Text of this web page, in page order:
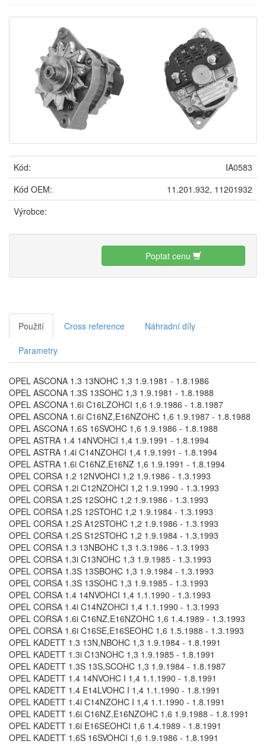
Kód:
IA0583
Kód OEM:
11.201.932, 11201932
Výrobce:
Poptat cenu
Použití Cross reference Náhradní díly
Parametry
OPEL ASCONA 1.3 13NOHC 1,3 1.9.1981 - 1.8.1986
OPEL ASCONA 1.3S 13SOHC 1,3 1.9.1981 - 1.8.1988
OPEL ASCONA 1.6i C16LZOHCI 1,6 1.9.1986 - 1.8.1987
OPEL ASCONA 1.6i C16NZ,E16NZOHC 1,6 1.9.1987 - 1.8.1988
OPEL ASCONA 1.6S 16SVOHC 1,6 1.9.1986 - 1.8.1988
OPEL ASTRA 1.4 14NVOHCI 1,4 1.9.1991 - 1.8.1994
OPEL ASTRA 1.4i C14NZOHCI 1,4 1.9.1991 - 1.8.1994
OPEL ASTRA 1.6i C16NZ,E16NZ 1,6 1.9.1991 - 1.8.1994
OPEL CORSA 1.2 12NVOHCI 1,2 1.9.1986 - 1.3.1993
OPEL CORSA 1.2i C12NZOHCI 1,2 1.9.1990 - 1.3.1993
OPEL CORSA 1.2S 12SOHC 1,2 1.9.1986 - 1.3.1993
OPEL CORSA 1.2S 12STOHC 1,2 1.9.1984 - 1.3.1993
OPEL CORSA 1.2S A12STOHC 1,2 1.9.1986 - 1.3.1993
OPEL CORSA 1.2S S12STOHC 1,2 1.9.1984 - 1.3.1993
OPEL CORSA 1.3 13NBOHC 1,3 1.3.1986 - 1.3.1993
OPEL CORSA 1.3i C13NOHC 1,3 1.9.1985 - 1.3.1993
OPEL CORSA 1.3S 13SBOHC 1,3 1.9.1984 - 1.3.1993
OPEL CORSA 1.3S 13SOHC 1,3 1.9.1985 - 1.3.1993
OPEL CORSA 1.4 14NVOHCI 1,4 1.1.1990 - 1.3.1993
OPEL CORSA 1.4i C14NZOHCI 1,4 1.1.1990 - 1.3.1993
OPEL CORSA 1.6i C16NZ,E16NZOHC 1,6 1.4.1989 - 1.3.1993
OPEL CORSA 1.6i C16SE,E16SEOHC 1,6 1.5.1988 - 1.3.1993
OPEL KADETT 1.3 13N,NBOHC 1,3 1.9.1984 - 1.8.1991
OPEL KADETT 1.3i C13NOHC 1,3 1.9.1985 - 1.8.1991
OPEL KADETT 1.3S 13S,SCOHC 1,3 1.9.1984 - 1.8.1987
OPEL KADETT 1.4 14NVOHC I 1,4 1.1.1990 - 1.8.1991
OPEL KADETT 1.4 E14LVOHC I 1,4 1.1.1990 - 1.8.1991
OPEL KADETT 1.4i C14NZOHC I 1,4 1.1.1990 - 1.8.1991
OPEL KADETT 1.6i C16NZ,E16NZOHC 1,6 1.9.1988 - 1.8.1991
OPEL KADETT 1.6i E16SEOHCI 1,6 1.4.1989 - 1.8.1991
OPEL KADETT 1.6S 16SVOHCI 1,6 1.9.1986 - 1.8.1991